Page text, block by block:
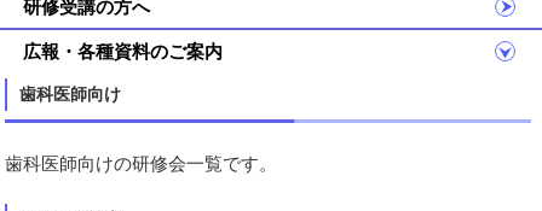
研修受講の方へ
広報・各種資料のご案内
歯科医師向け
歯科医師向けの研修会一覧です。